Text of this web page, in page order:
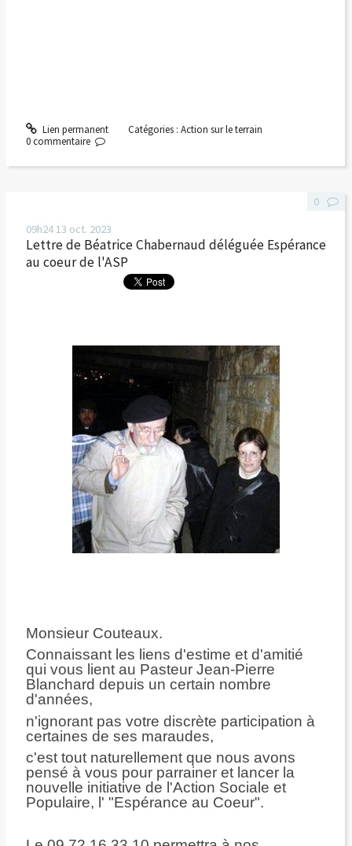
Lien permanent Catégories : Action sur le terrain
0 commentaire
09h2413 oct. 2023
Lettre de Béatrice Chabernaud déléguée Espérance
au coeur de l'ASP
Monsieur Couteaux.
Connaissant les liens d'estime et d'amitié
qui vous lient au Pasteur Jean-Pierre
Blanchard depuis un certain nombre
d'années,
n'ignorant pas votre discrète participation à
certaines de ses maraudes,
c'est tout naturellement que nous avons
pensé à vous pour parrainer et lancer la
nouvelle initiative de l'Action Sociale et
Populaire, l' "Espérance au Coeur".
0